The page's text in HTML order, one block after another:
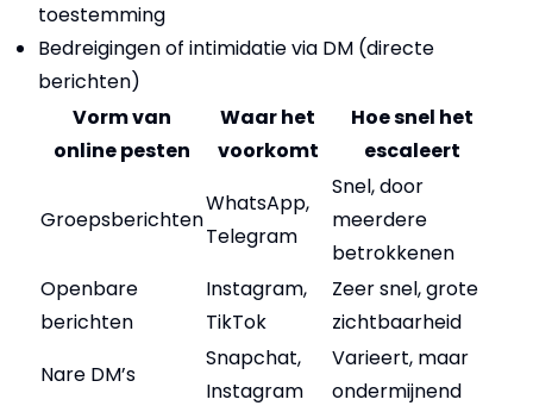
toestemming
Bedreigingen of intimidatie via DM (directe
berichten)
Vorm van
online pesten
Waar het
voorkomt
Hoe snel het
escaleert
Groepsberichten
WhatsApp,
Telegram
Snel, door
meerdere
betrokkenen
Openbare
berichten
Instagram,
TikTok
Zeer snel, grote
zichtbaarheid
Nare DM’s
Snapchat,
Instagram
Varieert, maar
ondermijnend